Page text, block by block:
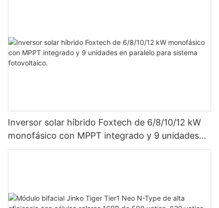
Inversor solar híbrido Foxtech de 6/8/10/12 kW
monofásico con MPPT integrado y 9 unidades
en paralelo para sistema fotovoltaico.